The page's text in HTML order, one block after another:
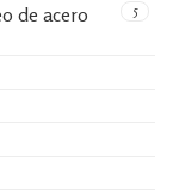
5
de acero